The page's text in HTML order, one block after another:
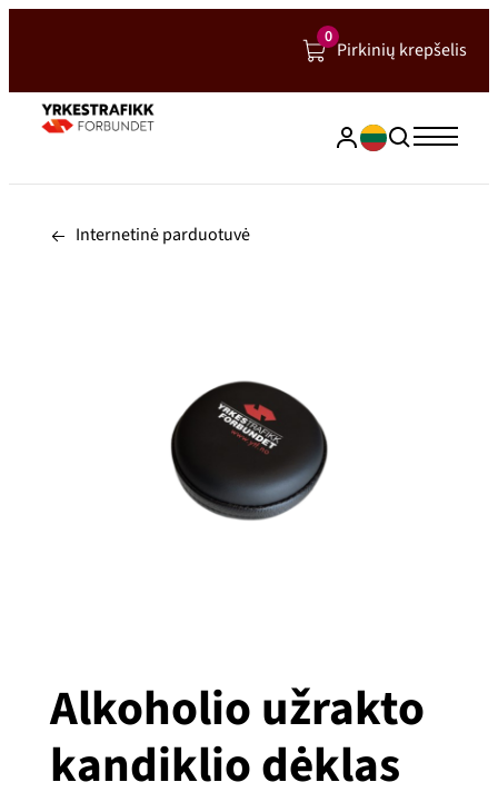
0
Pirkinių krepšelis
Internetinė parduotuvė
Alkoholio užrakto
kandiklio dėklas